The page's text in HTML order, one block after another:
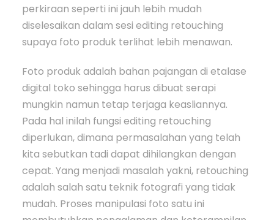
perkiraan seperti ini jauh lebih mudah
diselesaikan dalam sesi editing retouching
supaya foto produk terlihat lebih menawan.
Foto produk adalah bahan pajangan di etalase
digital toko sehingga harus dibuat serapi
mungkin namun tetap terjaga keasliannya.
Pada hal inilah fungsi editing retouching
diperlukan, dimana permasalahan yang telah
kita sebutkan tadi dapat dihilangkan dengan
cepat. Yang menjadi masalah yakni, retouching
adalah salah satu teknik fotografi yang tidak
mudah. Proses manipulasi foto satu ini